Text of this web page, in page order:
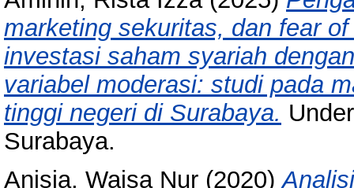
marketing sekuritas, dan fear
investasi saham syariah
variabel moderasi: studi pada
tinggi negeri di Surabaya.
Surabaya.
Anisia, Waisa Nur (2020)